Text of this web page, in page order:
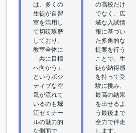
は、多くの
生徒が自習
室を活用し
て切磋琢磨
しており、
教室全体に
「共に目標
へ向かう」
というポジ
ティブな空
気が流れて
いるのも堀
江ゼミナー
ルの魅力的
な側面で
の高校だけ
でなく、広
域な入試情
報に基づい
た多角的な
提案を行う
ことで、生
徒が納得感
を持って受
験に挑み、
最高の結果
を出せるよ
う最後まで
全力で伴走
します。